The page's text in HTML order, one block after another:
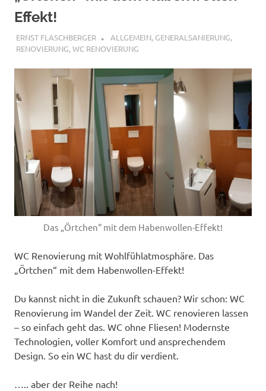
Effekt!
25. SEPTEMBER 2019
ERNST FLASCHBERGER ALLGEMEIN, GENERALSANIERUNG,
RENOVIERUNG,WC RENOVIERUNG
Das „Örtchen“ mit dem Habenwollen-Effekt!
WC Renovierung mit Wohlfühlatmosphäre. Das
„Örtchen“ mit dem Habenwollen-Effekt!
Du kannst nicht in die Zukunft schauen? Wir schon: WC
Renovierung im Wandel der Zeit. WC renovieren lassen
– so einfach geht das. WC ohne Fliesen! Modernste
Technologien, voller Komfort und ansprechendem
Design. So ein WC hast du dir verdient.
….. aber der Reihe nach!